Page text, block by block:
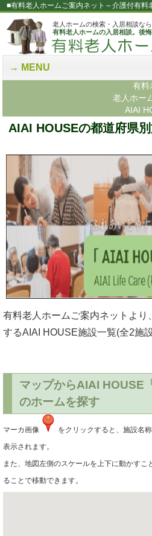
■有料老人ホームご案内ネット～介護付有
老人ホームの検索・入居相談なら
有料老人ホームの入居相談。後
MENU
有料
老人ホー
AIAI
AIAI HOUSEの都道府県
有料老人ホームご案内ネットより
するAIAI HOUSE施設一覧(全2施
マップからAIAI HOUSE
のホームを探す
マーカ画像
をクリックすると、施設名
表示されます。
また、地図左側のスケールを上下に動かす
ることで移動できます。